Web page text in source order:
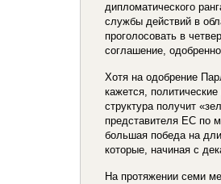
дипломатического
службы действий в
проголосовать в
соглашение,
Хотя на одобрение
кажется,
структура получит
представителя ЕС по
большая победа на
которые, начиная с
На протяжении семи